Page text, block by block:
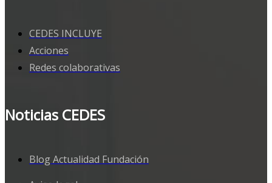
CEDES INCLUYE
Acciones
Redes colaborativas
Noticias CEDES
Blog Actualidad Fundación